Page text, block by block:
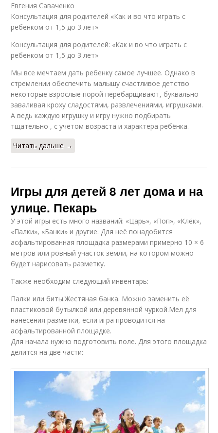
Евгения Саваченко
Консультация для родителей «Как и во что играть с
ребенком от 1,5 до 3 лет»
Консультация для родителей: «Как и во что играть с
ребенком от 1,5 до 3 лет»
Мы все мечтаем дать ребенку самое лучшее. Однако в
стремлении обеспечить малышу счастливое детство
некоторые взрослые порой перебарщивают, буквально
заваливая кроху сладостями, развлечениями, игрушками.
А ведь каждую игрушку и игру нужно подбирать
тщательно , с учетом возраста и характера ребёнка.
Читать дальше →
Игры для детей 8 лет дома и на
улице. Пекарь
У этой игры есть много названий: «Царь», «Поп», «Клёк»,
«Палки», «Банки» и другие. Для неё понадобится
асфальтированная площадка размерами примерно 10 × 6
метров или ровный участок земли, на котором можно
будет нарисовать разметку.
Также необходим следующий инвентарь:
Палки или биты.Жестяная банка. Можно заменить её
пластиковой бутылкой или деревянной чуркой.Мел для
нанесения разметки, если игра проводится на
асфальтированной площадке.
Для начала нужно подготовить поле. Для этого площадка
делится на две части: